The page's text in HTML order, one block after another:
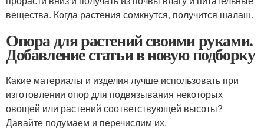
вещества. Когда растения сомкнутся, получится шалаш.
Опора для растений своими руками.
Добавление статьи в новую подборку
Какие материалы и изделия лучше использовать при
изготовлении опор для подвязывания некоторых
овощей или растений соответствующей высоты?
Давайте подумаем и перечислим их.